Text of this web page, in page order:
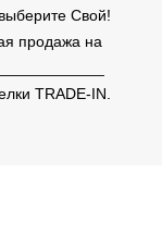
Свой!
продажа на
TRADE-IN.